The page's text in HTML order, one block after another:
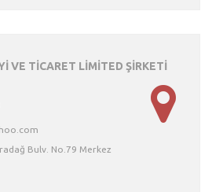
VE TİCARET LİMİTED ŞİRKETİ
Bulv. No.79 Merkez